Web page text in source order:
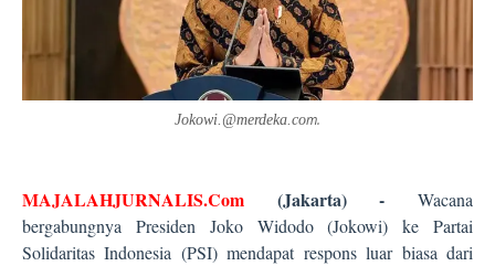
Jokowi.@merdeka.com.
MAJALAHJURNALIS.Com (Jakarta) - Wacana
bergabungnya Presiden Joko Widodo (Jokowi) ke Partai
Solidaritas Indonesia (PSI) mendapat respons luar biasa dari